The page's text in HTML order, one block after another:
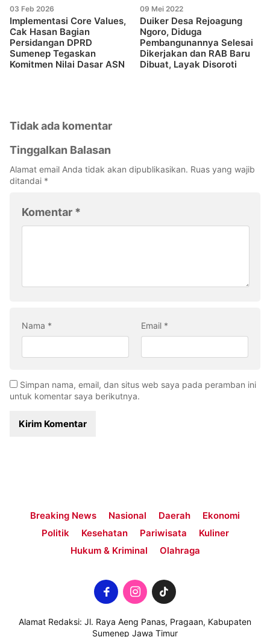
03 Feb 2026
Implementasi Core Values,
Cak Hasan Bagian
Persidangan DPRD
Sumenep Tegaskan
Komitmen Nilai Dasar ASN
09 Mei 2022
Duiker Desa Rejoagung
Ngoro, Diduga
Pembangunannya Selesai
Dikerjakan dan RAB Baru
Dibuat, Layak Disoroti
Tidak ada komentar
Tinggalkan Balasan
Alamat email Anda tidak akan dipublikasikan. Ruas yang wajib
ditandai *
Komentar *
Nama * Email *
Simpan nama, email, dan situs web saya pada peramban ini
untuk komentar saya berikutnya.
Breaking News Nasional Daerah
Ekonomi
Politik
Kesehatan Pariwisata
Kuliner
Hukum & Kriminal
Olahraga
Alamat Redaksi: Jl. Raya Aeng Panas, Pragaan, Kabupaten
Sumenep Jawa Timur